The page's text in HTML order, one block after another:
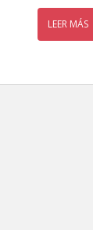
LEER MÁS